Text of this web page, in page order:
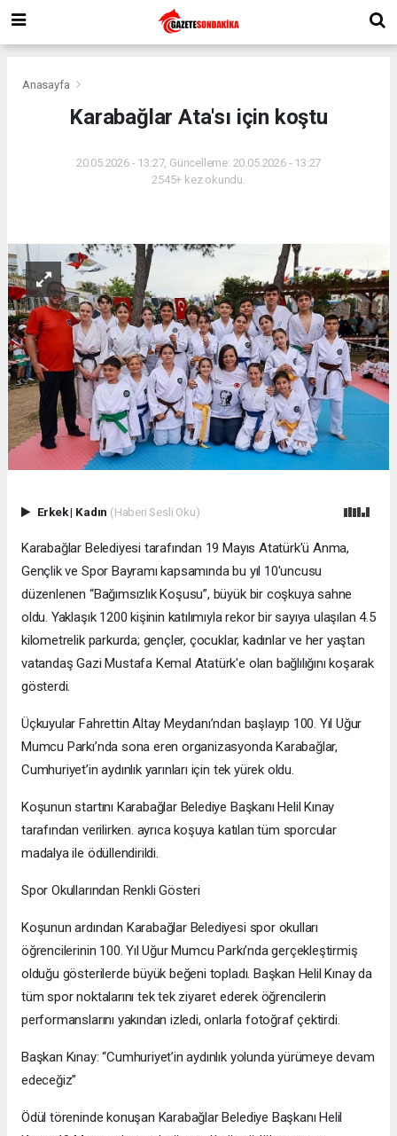
Anasayfa
Karabağlar Ata'sı için koştu
20.05.2026 - 13:27, Güncelleme: 20.05.2026 - 13:27
2545+ kez okundu.
Erkek| Kadın (Haberi Sesli Oku)
Karabağlar Belediyesi tarafından 19 Mayıs Atatürk'ü Anma,
Gençlik ve Spor Bayramı kapsamında bu yıl 10'uncusu
düzenlenen “Bağımsızlık Koşusu”, büyük bir coşkuya sahne
oldu. Yaklaşık 1200 kişinin katılımıyla rekor bir sayıya ulaşılan 4.5
kilometrelik parkurda; gençler, çocuklar, kadınlar ve her yaştan
vatandaş Gazi Mustafa Kemal Atatürk'e olan bağlılığını koşarak
gösterdi.
Üçkuyular Fahrettin Altay Meydanı’ndan başlayıp 100. Yıl Uğur
Mumcu Parkı’nda sona eren organizasyonda Karabağlar,
Cumhuriyet’in aydınlık yarınları için tek yürek oldu.
Koşunun startını Karabağlar Belediye Başkanı Helil Kınay
tarafından verilirken. ayrıca koşuya katılan tüm sporcular
madalya ile ödüllendirildi.
Spor Okullarından Renkli Gösteri
Koşunun ardından Karabağlar Belediyesi spor okulları
öğrencilerinin 100. Yıl Uğur Mumcu Parkı’nda gerçekleştirmiş
olduğu gösterilerde büyük beğeni topladı. Başkan Helil Kınay da
tüm spor noktalarını tek tek ziyaret ederek öğrencilerin
performanslarını yakından izledi, onlarla fotoğraf çektirdi.
Başkan Kınay: “Cumhuriyet’in aydınlık yolunda yürümeye devam
edeceğiz”
Ödül töreninde konuşan Karabağlar Belediye Başkanı Helil